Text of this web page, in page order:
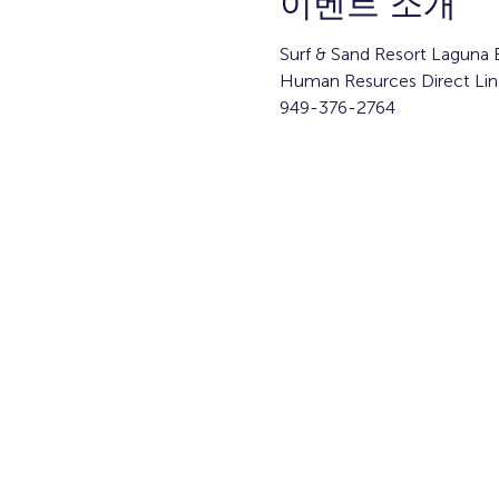
Surf & Sand Resort Laguna
Human Resurces Direct
949-376-2764